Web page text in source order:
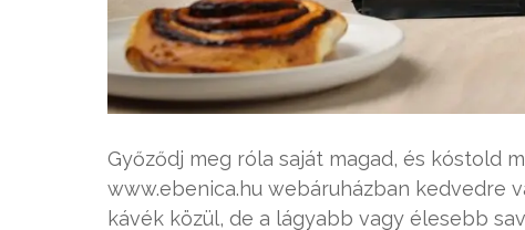
Győződj meg róla saját magad, és kóstold
www.ebenica.hu webáruházban kedvedre
kávék közül, de a lágyabb vagy élesebb